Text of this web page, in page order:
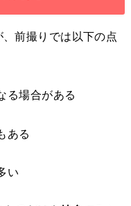
前撮りでは以下の点
る場合がある
ある
い